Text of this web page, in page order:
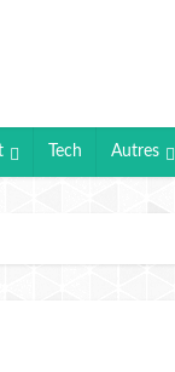
Tech Autres